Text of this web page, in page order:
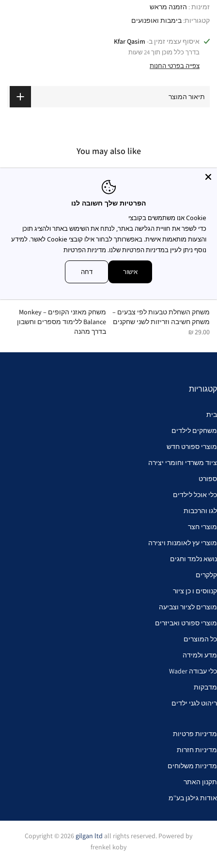
זמינות : הזמנה מראש
קטגוריות: בימבות ואופנועים
איסוף עצמי זמין ב- Kfar Qasim
בדרך כלל מוכן תוך 24 שעות
צפייה בפרטי החנות
תיאור המוצר
You may also like
משחק השחלת טבעות לפי צבעים –
משחק חשיבה וזריזות לשני שחקנים
29.00 ₪
משחק מאזני הקופים – Monkey
Balance ללימוד מספרים וחשבון
בדרך מהנה
קטגוריות
בית
משחקים לילדים
מוצרי ספורט חדש
ציוד משרדי וחומרי יצירה
ספורט
כלי אוכל לילדים
לגו והרכבות
מוצרי חצר
מוצרי עץ לאומנות ויצירה
נושא נלמד וחגים
קלקרים
קנווסים ו כן ציור
מוצרים לציור וצביעה
מוצרי ספורט ואביזרים
כל המוצרים
מדע ולמידה
כלי עבודה Wader
מדבקות
ריהוט לגני ילדים
מדיניות פרטיות
מדיניות חזרות
מדיניות משלוחים
תקנון האתר
אודות גילגן בע''מ
Copyright © 2026 gilgan ltd all rights reserved. Powered by
frenkel koby
הפרטיות שלך חשובה לנו
כדי לשפר את חוויית הגלישה באתר, לנתח את השימוש באתר ולהציג תוכן
והצעות מותאמות אישית. באפשרותך לבחור אילו קובצי Cookie לאשר. למידע
נוסף ניתן לעיין במדיניות הפרטיות שלנו. מדיניות הפרטיות
אישור דחה